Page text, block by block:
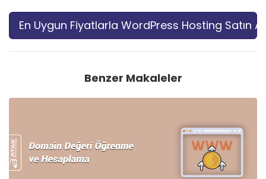
En Uygun Fiyatlarla WordPress Hosting Satın
Benzer Makaleler